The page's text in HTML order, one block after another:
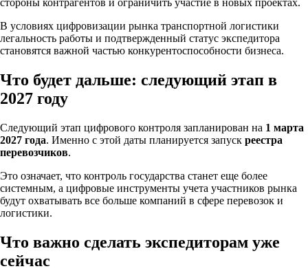
стороны контрагентов и ограничить участие в новых проектах.
В условиях цифровизации рынка транспортной логистики
легальность работы и подтвержденный статус экспедитора
становятся важной частью конкурентоспособности бизнеса.
Что будет дальше: следующий этап в
2027 году
Следующий этап цифрового контроля запланирован на 1 марта
2027 года. Именно с этой даты планируется запуск реестра
перевозчиков.
Это означает, что контроль государства станет еще более
системным, а цифровые инструменты учета участников рынка
будут охватывать все больше компаний в сфере перевозок и
логистики.
Что важно сделать экспедиторам уже
сейчас